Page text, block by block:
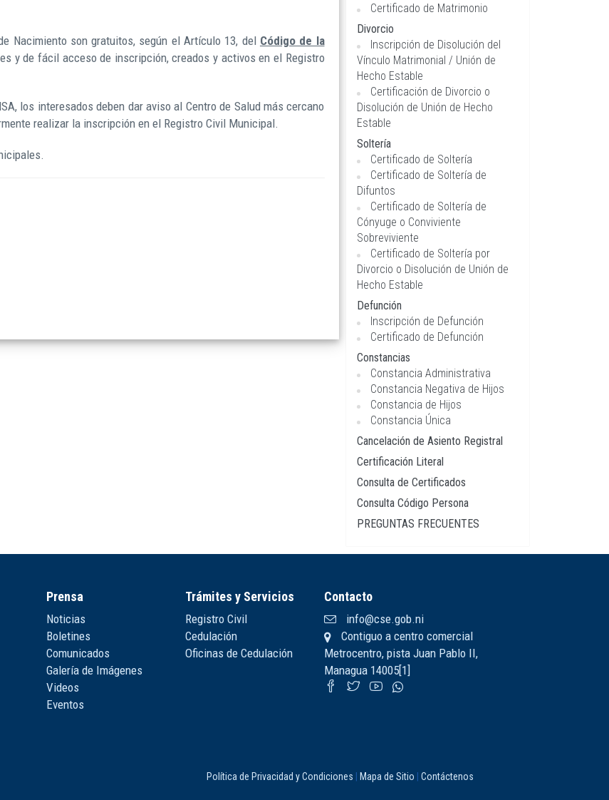
Nacimiento son gratuitos, según el Artículo 13, del Código de la
y de fácil acceso de inscripción, creados y activos en el Registro
los interesados deben dar aviso al Centro de Salud más cercano
realizar la inscripción en el Registro Civil Municipal.
Certificado de Matrimonio
Divorcio
Inscripción de Disolución del
Vínculo Matrimonial / Unión de
Hecho Estable
Certificación de Divorcio o
Disolución de Unión de Hecho
Estable
Soltería
Certificado de Soltería
Certificado de Soltería de
Difuntos
Certificado de Soltería de
Cónyuge o Conviviente
Sobreviviente
Certificado de Soltería por
Divorcio o Disolución de Unión de
Hecho Estable
Defunción
Inscripción de Defunción
Certificado de Defunción
Constancias
Constancia Administrativa
Constancia Negativa de Hijos
Constancia de Hijos
Constancia Única
Cancelación de Asiento Registral
Certificación Literal
Consulta de Certificados
Consulta Código Persona
PREGUNTAS FRECUENTES
Prensa
Noticias
Boletines
Comunicados
Galería de Imágenes
Videos
Eventos
Trámites y Servicios
Registro Civil
Cedulación
Oficinas de Cedulación
Contacto
info@cse.gob.ni
Contiguo a centro comercial
Metrocentro, pista Juan Pablo II,
Managua 14005[1]
Política de Privacidad y Condiciones Mapa de Sitio Contáctenos